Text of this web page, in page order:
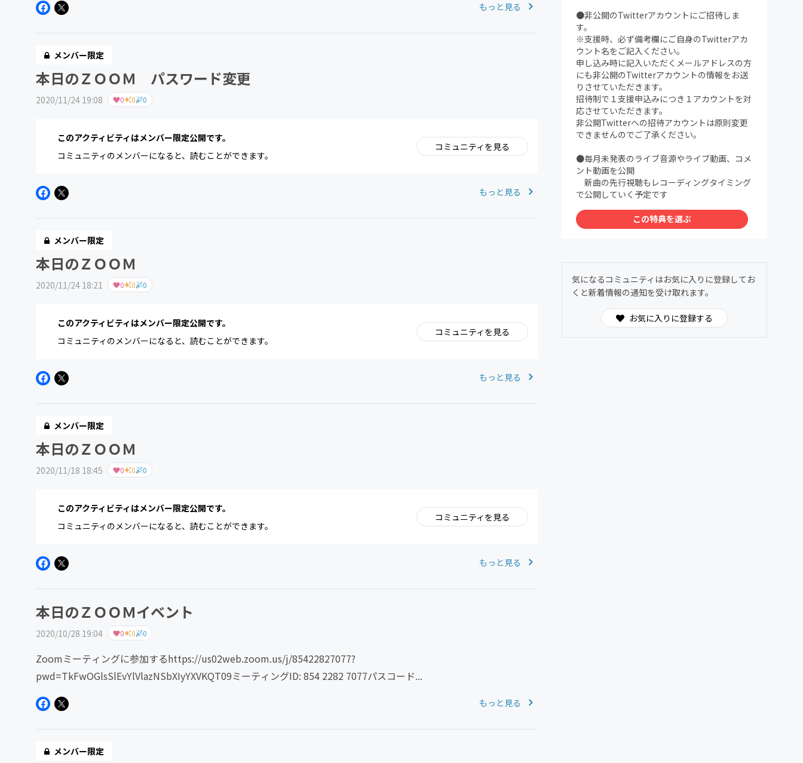
もっと見る
メンバー限定
本日のＺＯＯＭ パスワード変更
2020/11/24 19:08 0 0 0
このアクティビティはメンバー限定公開です。
コミュニティのメンバーになると、読むことができます。
コミュニティを見る
もっと見る
メンバー限定
本日のＺＯＯＭ
2020/11/24 18:21 0 0 0
このアクティビティはメンバー限定公開です。
コミュニティのメンバーになると、読むことができます。
コミュニティを見る
もっと見る
メンバー限定
本日のＺＯＯＭ
2020/11/18 18:45 0 0 0
このアクティビティはメンバー限定公開です。
コミュニティのメンバーになると、読むことができます。
コミュニティを見る
もっと見る
本日のＺＯＯＭイベント
2020/10/28 19:04 0 0 0
Zoomミーティングに参加するhttps://us02web.zoom.us/j/85422827077?
pwd=TkFwOGlsSlEvYlVlazNSbXIyYXVKQT09ミーティングID: 854 2282 7077パスコード...
もっと見る
メンバー限定
●非公開のTwitterアカウントにご招待しま
す。
※支援時、必ず備考欄にご自身のTwitterアカ
ウント名をご記入ください。
申し込み時に記入いただくメールアドレスの方
にも非公開のTwitterアカウントの情報をお送
りさせていただきます。
招待制で１支援申込みにつき１アカウントを対
応させていただきます。
非公開Twitterへの招待アカウントは原則変更
できませんのでご了承ください。
●毎月未発表のライブ音源やライブ動画、コメ
ント動画を公開
新曲の先行視聴もレコーディングタイミング
で公開していく予定です
この特典を選ぶ
気になるコミュニティはお気に入りに登録してお
くと新着情報の通知を受け取れます。
お気に入りに登録する